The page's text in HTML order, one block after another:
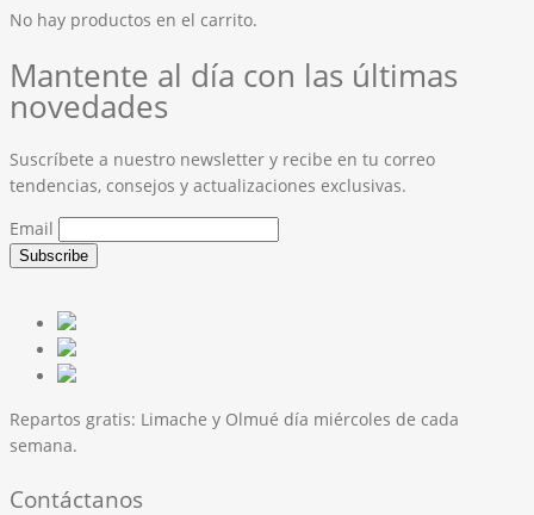
No hay productos en el carrito.
Mantente al día con las últimas
novedades
Suscríbete a nuestro newsletter y recibe en tu correo
tendencias, consejos y actualizaciones exclusivas.
Email
Repartos gratis: Limache y Olmué día miércoles de cada
semana.
Contáctanos